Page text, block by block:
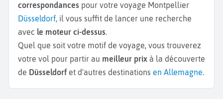
correspondances pour votre voyage Montpellier
Düsseldorf, il vous suffit de lancer une recherche
avec le moteur ci-dessus.
Quel que soit votre motif de voyage, vous trouverez
votre vol pour partir au meilleur prix à la découverte
de Düsseldorf et d'autres destinations en Allemagne.